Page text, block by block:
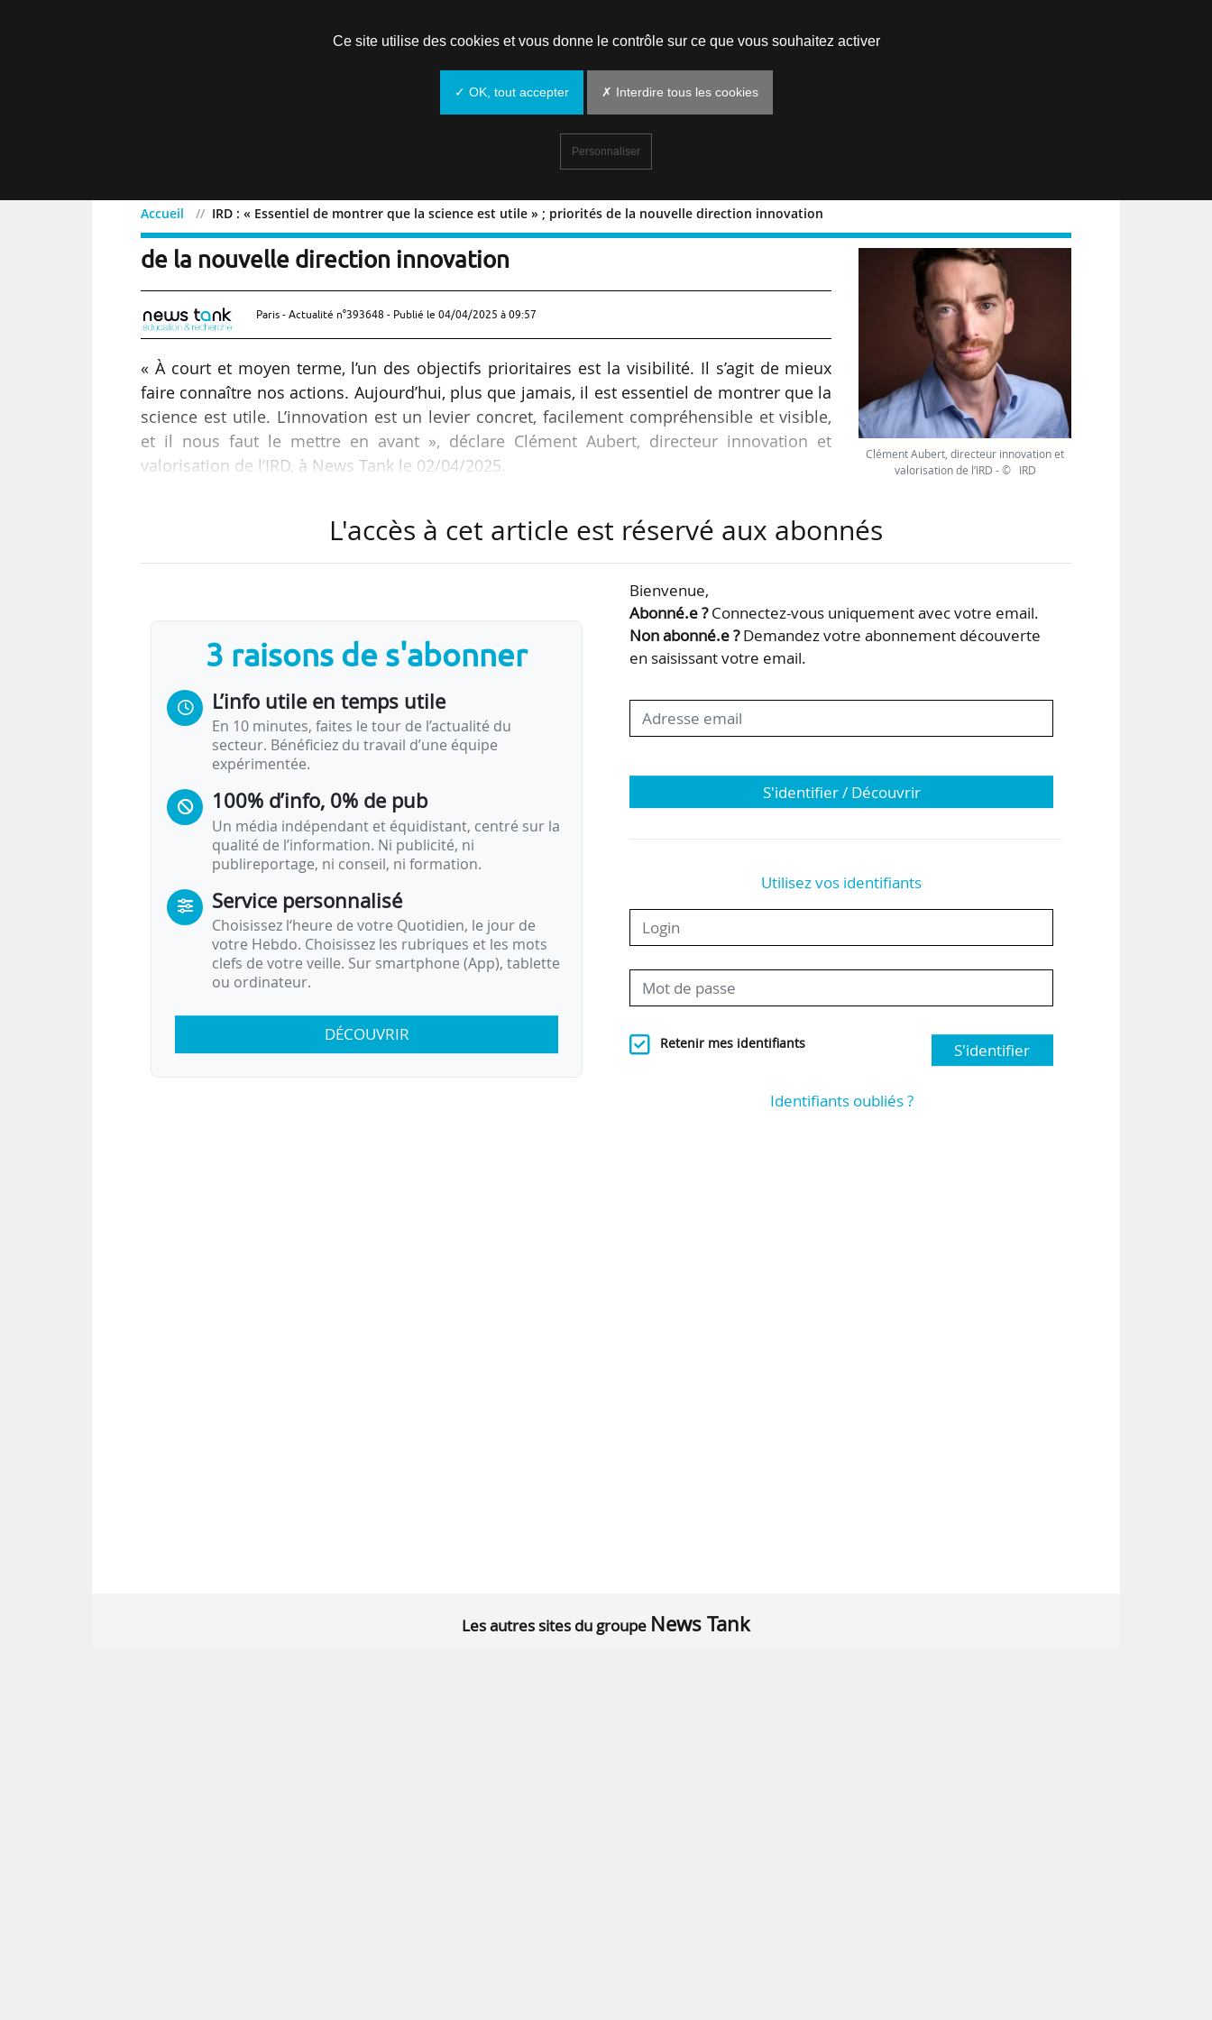
Accueil IRD : « Essentiel de montrer que la science est utile » ; priorités de la nouvelle direction innovation
IRD : « Essentiel de montrer que la science est utile » ; priorités
de la nouvelle direction innovation
Paris - Actualité n°393648 - Publié le 04/04/2025 à 09:57
« À court et moyen terme, l’un des objectifs prioritaires est la visibilité. Il s’agit de mieux
faire connaître nos actions. Aujourd’hui, plus que jamais, il est essentiel de montrer que la
science est utile. L’innovation est un levier concret, facilement compréhensible et visible,
et il nous faut le mettre en avant », déclare Clément Aubert, directeur innovation et
valorisation de l’IRD, à News Tank le 02/04/2025.
Il revient sur les enjeux de sa direction, créée en janvier 2025, dont il a pris la tête après
avoir piloté pendant deux ans le service innovation et valorisation de l’organisme.
À travers cette nouvelle organisation, « l’IRD souhaitait renforcer sa visibilité - en interne,
auprès de nos partenaires, mais aussi au sein des écosystèmes : qu’il s’agisse des sites
Clément Aubert, directeur innovation et
valorisation de l’IRD - © IRD
L'accès à cet article est réservé aux abonnés
3 raisons de s'abonner
L’info utile en temps utile
En 10 minutes, faites le tour de l’actualité du
secteur. Bénéficiez du travail d’une équipe
expérimentée.
100% d’info, 0% de pub
Un média indépendant et équidistant, centré sur la
qualité de l’information. Ni publicité, ni
publireportage, ni conseil, ni formation.
Service personnalisé
Choisissez l‘heure de votre Quotidien, le jour de
votre Hebdo. Choisissez les rubriques et les mots
clefs de votre veille. Sur smartphone (App), tablette
ou ordinateur.
DÉCOUVRIR
Bienvenue,
Abonné.e ?Connectez-vous uniquement avec votre email.
Non abonné.e ?Demandez votre abonnement découverte
en saisissant votre email.
S'identifier / Découvrir
Utilisez vos identifiants
Retenir mes identifiants S'identifier
Identifiants oubliés ?
Les autres sites du groupe News Tank
Ce site utilise des cookies et vous donne le contrôle sur ce que vous souhaitez activer
✓ OK, tout accepter ✗ Interdire tous les cookies
Personnaliser